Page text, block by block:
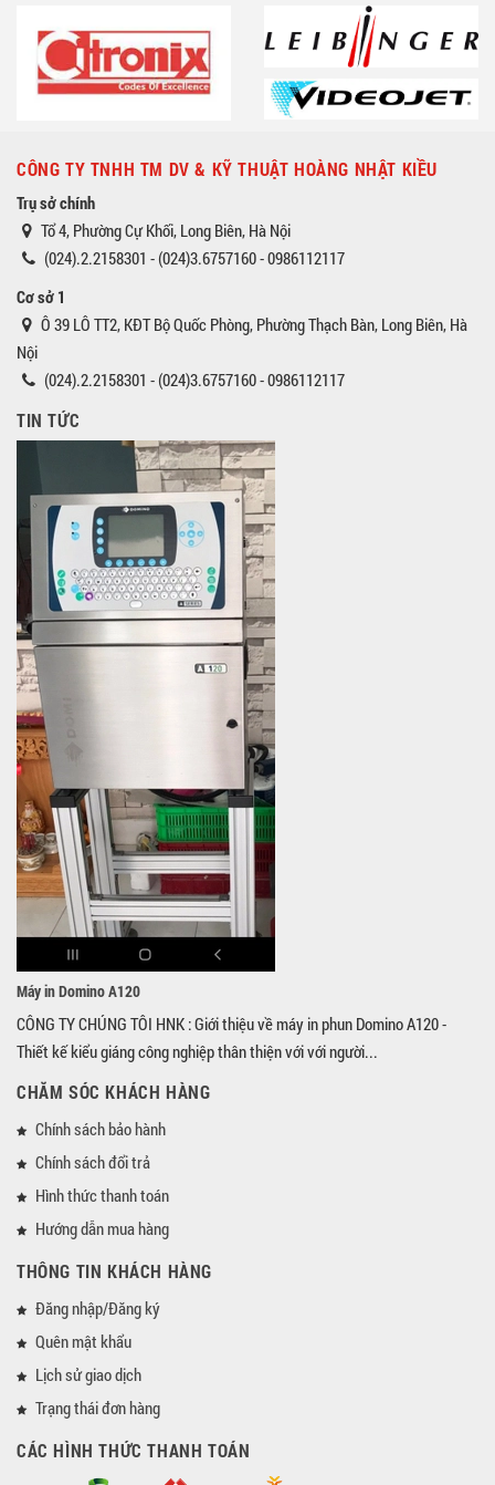
CÔNG TY TNHH TM DV & KỸ THUẬT HOÀNG NHẬT KIỀU
Trụ sở chính
Tổ 4, Phường Cự Khối, Long Biên, Hà Nội
(024).2.2158301 - (024)3.6757160 - 0986112117
Cơ sở 1
Ô 39 LÔ TT2, KĐT Bộ Quốc Phòng, Phường Thạch Bàn, Long Biên, Hà
Nội
(024).2.2158301 - (024)3.6757160 - 0986112117
TIN TỨC
Máy in Domino A120
CÔNG TY CHÚNG TÔI HNK : Giới thiệu về máy in phun Domino A120 -
Thiết kế kiểu giáng công nghiệp thân thiện với với người...
CHĂM SÓC KHÁCH HÀNG
Chính sách bảo hành
Chính sách đổi trả
Hình thức thanh toán
Hướng dẫn mua hàng
THÔNG TIN KHÁCH HÀNG
Đăng nhập/Đăng ký
Quên mật khẩu
Lịch sử giao dịch
Trạng thái đơn hàng
CÁC HÌNH THỨC THANH TOÁN